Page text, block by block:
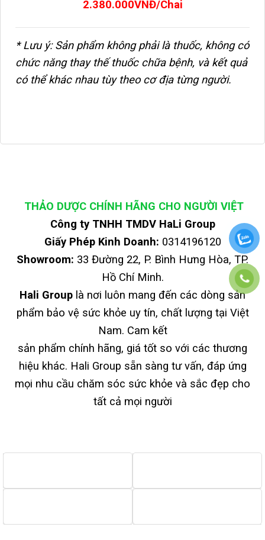
2.380.000VNĐ/Chai
* Lưu ý: Sản phẩm không phải là thuốc, không có
chức năng thay thế thuốc chữa bệnh, và kết quả
có thể khác nhau tùy theo cơ địa từng người.
THẢO DƯỢC CHÍNH HÃNG CHO NGƯỜI VIỆT
Công ty TNHH TMDV HaLi Group
Giấy Phép Kinh Doanh: 0314196120
Showroom: 33 Đường 22, P. Bình Hưng Hòa, TP.
Hồ Chí Minh.
Hali Group là nơi luôn mang đến các dòng sản
phẩm bảo vệ sức khỏe uy tín, chất lượng tại Việt
Nam. Cam kết
sản phẩm chính hãng, giá tốt so với các thương
hiệu khác. Hali Group sẵn sàng tư vấn, đáp ứng
mọi nhu cầu chăm sóc sức khỏe và sắc đẹp cho
tất cả mọi người